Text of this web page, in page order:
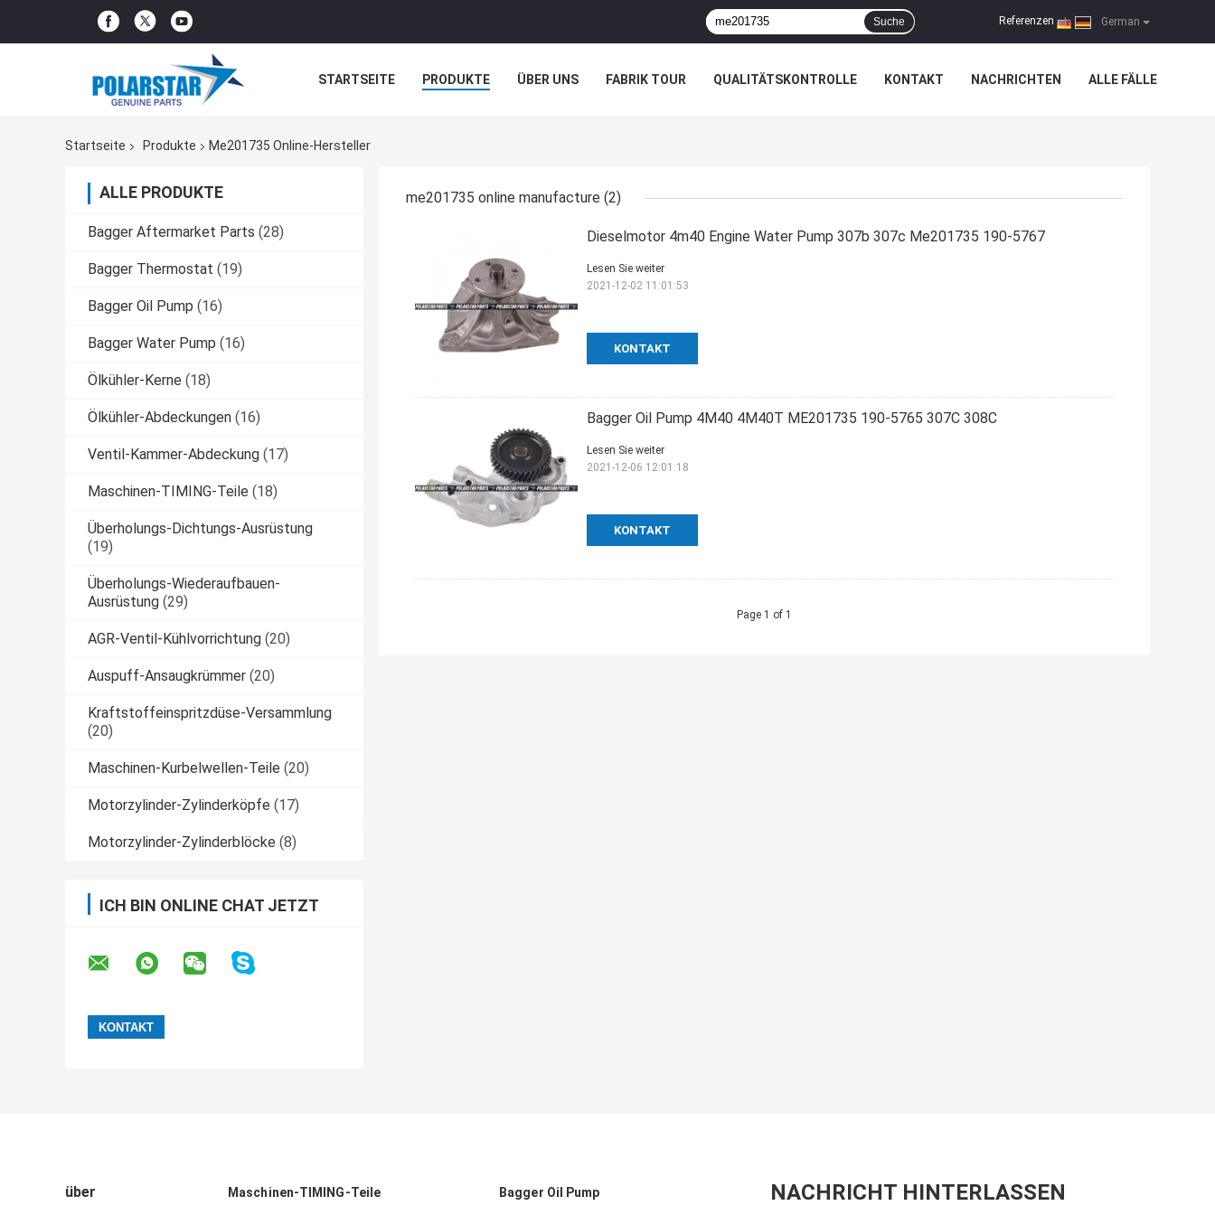
German
Referenzen |
Suche
STARTSEITE PRODUKTE ÜBER UNS FABRIK TOUR QUALITÄTSKONTROLLE KONTAKT NACHRICHTEN ALLE FÄLLE
Startseite Produkte Me201735 Online-Hersteller
ALLE PRODUKTE
Bagger Aftermarket Parts (28)
Bagger Thermostat (19)
Bagger Oil Pump (16)
Bagger Water Pump (16)
Ölkühler-Kerne (18)
Ölkühler-Abdeckungen (16)
Ventil-Kammer-Abdeckung (17)
Maschinen-TIMING-Teile (18)
Überholungs-Dichtungs-Ausrüstung
(19)
Überholungs-Wiederaufbauen-
Ausrüstung (29)
AGR-Ventil-Kühlvorrichtung (20)
Auspuff-Ansaugkrümmer (20)
Kraftstoffeinspritzdüse-Versammlung
(20)
Maschinen-Kurbelwellen-Teile (20)
Motorzylinder-Zylinderköpfe (17)
Motorzylinder-Zylinderblöcke (8)
ICH BIN ONLINE CHAT JETZT
me201735 online manufacture (2)
Dieselmotor 4m40 Engine Water Pump 307b 307c Me201735 190-5767
KONTAKT
Lesen Sie weiter
2021-12-02 11:01:53
Bagger Oil Pump 4M40 4M40T ME201735 190-5765 307C 308C
KONTAKT
Lesen Sie weiter
2021-12-06 12:01:18
Page 1 of 1
über Maschinen-TIMING-Teile Bagger Oil Pump NACHRICHT HINTERLASSEN